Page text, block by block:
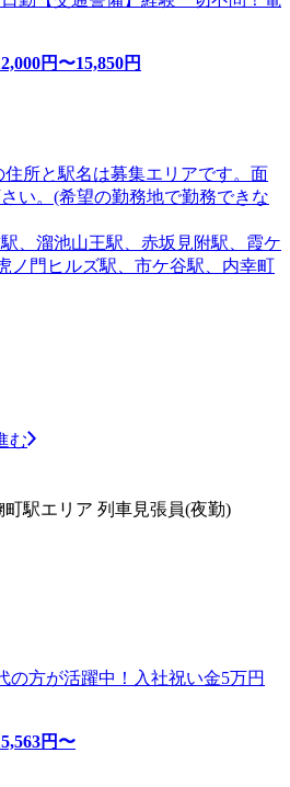
円〜15,850円
所と駅名は募集エリアです。面
い。(希望の勤務地で勤務できな
、溜池山王駅、赤坂見附駅、霞ケ
ノ門ヒルズ駅、市ケ谷駅、内幸町
む
駅エリア 列車見張員(夜勤)
方が活躍中！入社祝い金5万円
円〜